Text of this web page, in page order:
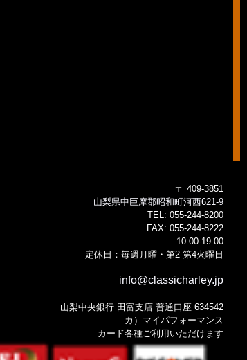
〒 409-3851
山梨県中巨摩郡昭和町河西621-9
TEL: 055-244-8200
FAX: 055-244-8222
10:00-19:00
定休日：毎週月曜・第2 第4火曜日
info@classicharley.jp
山梨中央銀行 田富支店 普通口座 634542
カ）マイパフォーマンス
カード各種ご利用いただけます